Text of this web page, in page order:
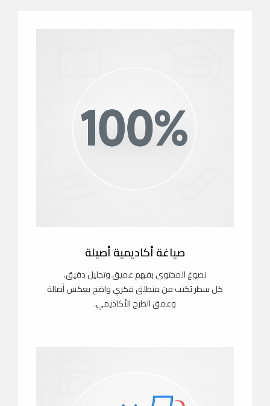
صياغة أكاديمية أصيلة
نصوغ المحتوى بفهم عميق وتحليل دقيق.
كل سطر يُكتب من منطلق فكري واضح يعكس أصالة
وعمق الطرح الأكاديمي.